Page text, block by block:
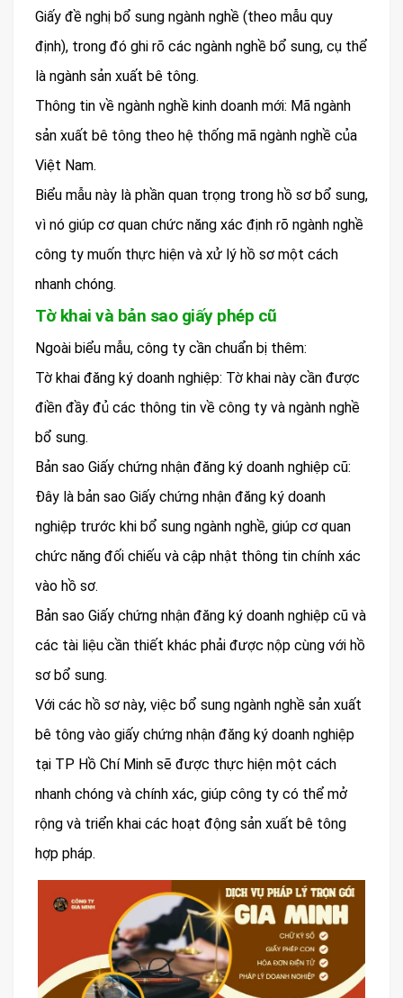
Giấy đề nghị bổ sung ngành nghề (theo mẫu quy
định), trong đó ghi rõ các ngành nghề bổ sung, cụ thể
là ngành sản xuất bê tông.
Thông tin về ngành nghề kinh doanh mới: Mã ngành
sản xuất bê tông theo hệ thống mã ngành nghề của
Việt Nam.
Biểu mẫu này là phần quan trọng trong hồ sơ bổ sung,
vì nó giúp cơ quan chức năng xác định rõ ngành nghề
công ty muốn thực hiện và xử lý hồ sơ một cách
nhanh chóng.
Tờ khai và bản sao giấy phép cũ
Ngoài biểu mẫu, công ty cần chuẩn bị thêm:
Tờ khai đăng ký doanh nghiệp: Tờ khai này cần được
điền đầy đủ các thông tin về công ty và ngành nghề
bổ sung.
Bản sao Giấy chứng nhận đăng ký doanh nghiệp cũ:
Đây là bản sao Giấy chứng nhận đăng ký doanh
nghiệp trước khi bổ sung ngành nghề, giúp cơ quan
chức năng đối chiếu và cập nhật thông tin chính xác
vào hồ sơ.
Bản sao Giấy chứng nhận đăng ký doanh nghiệp cũ và
các tài liệu cần thiết khác phải được nộp cùng với hồ
sơ bổ sung.
Với các hồ sơ này, việc bổ sung ngành nghề sản xuất
bê tông vào giấy chứng nhận đăng ký doanh nghiệp
tại TP Hồ Chí Minh sẽ được thực hiện một cách
nhanh chóng và chính xác, giúp công ty có thể mở
rộng và triển khai các hoạt động sản xuất bê tông
hợp pháp.